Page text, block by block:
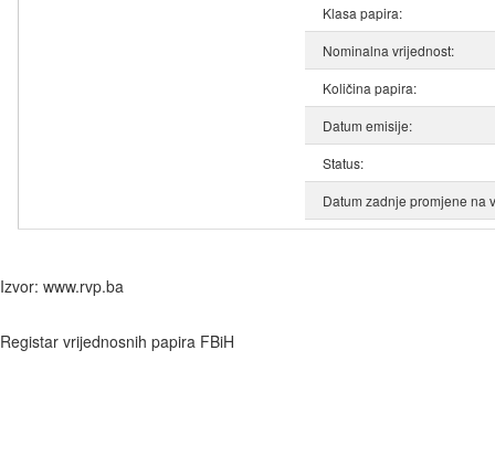
Klasa papira:
Nominalna vrijednost:
Količina papira:
Datum emisije:
Status:
Datum zadnje promjene na
Izvor: www.rvp.ba
Registar vrijednosnih papira FBiH